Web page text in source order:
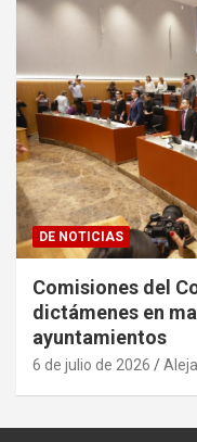
DE NOTICIAS
Comisiones del
dictámenes en
ayuntamientos
6 de julio de 2026